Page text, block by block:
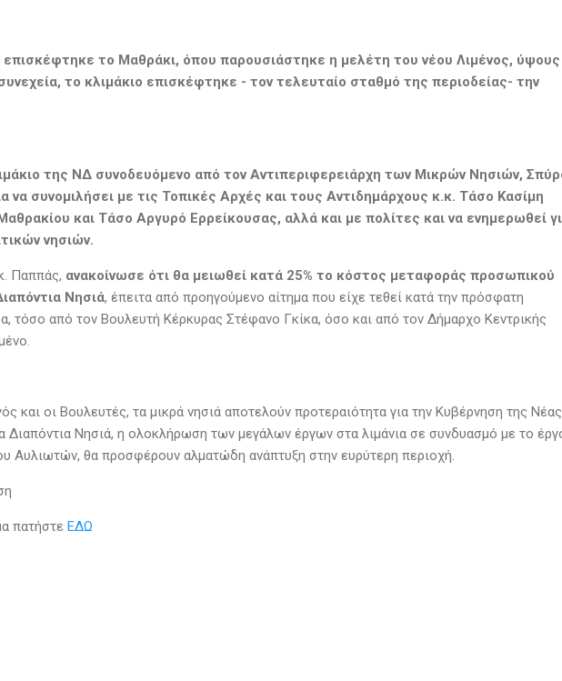
το Μαθράκι, όπου παρουσιάστηκε η μελέτη του νέου Λιμένος, ύψους
το κλιμάκιο επισκέφτηκε - τον τελευταίο σταθμό της περιοδείας- την
της ΝΔ συνοδευόμενο από τον Αντιπεριφερειάρχη των Μικρών Νησιών,
να συνομιλήσει με τις Τοπικές Αρχές και τους Αντιδημάρχους κ.κ. Τάσο Κασίμη
και Τάσο Αργυρό Ερρείκουσας, αλλά και με πολίτες και να ενημερωθεί
νησιών.
Παππάς, ανακοίνωσε ότι θα μειωθεί κατά 25% το κόστος μεταφοράς προσωπικού
Νησιά, έπειτα από προηγούμενο αίτημα που είχε τεθεί κατά την πρόσφατη
τόσο από τον Βουλευτή Κέρκυρας Στέφανο Γκίκα, όσο και από τον Δήμαρχο Κεντρικής
οι Βουλευτές, τα μικρά νησιά αποτελούν προτεραιότητα για την Κυβέρνηση της Νέας
Διαπόντια Νησιά, η ολοκλήρωση των μεγάλων έργων στα λιμάνια σε συνδυασμό με το
Αυλιωτών, θα προσφέρουν αλματώδη ανάπτυξη στην ευρύτερη περιοχή.
πατήστε ΕΔΩ